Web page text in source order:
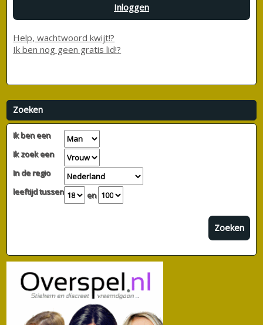
Inloggen
Help, wachtwoord kwijt!?
Ik ben nog geen gratis lid!?
Zoeken
Ik ben een
Ik zoek een
In de regio
leeftijd tussen
en
Zoeken